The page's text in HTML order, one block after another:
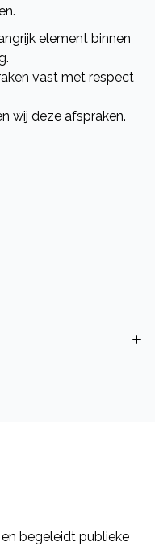
element binnen
vast met respect
wij deze afspraken.
begeleidt publieke